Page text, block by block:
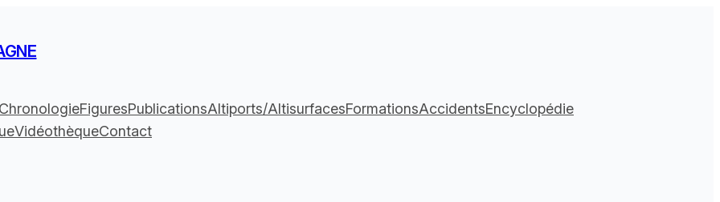
ChronologieFiguresPublicationsAltiports/AltisurfacesFormationsAccidentsEncyclopédie
VidéothèqueContact